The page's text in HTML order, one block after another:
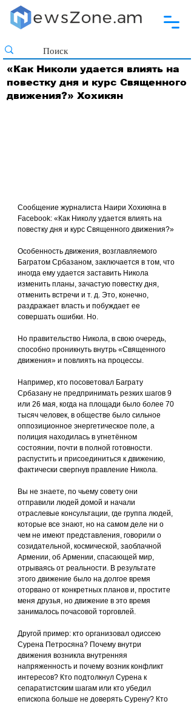
«Как Николи удается влиять на
повестку дня и курс Священного
движения?» Хохикян
Сообщение журналиста Наири Хохикяна в
Facebook: «Как Николу удается влиять на
повестку дня и курс Священного движения?»
Особенность движения, возглавляемого
Багратом Србазаном, заключается в том, что
иногда ему удается заставить Никола
изменить планы, зачастую повестку дня,
отменить встречи и т. д. Это, конечно,
раздражает власть и побуждает ее
совершать ошибки. Но.
Но правительство Никола, в свою очередь,
способно проникнуть внутрь «Священного
движения» и повлиять на процессы.
Например, кто посоветовал Баграту
Србазану не предпринимать резких шагов 9
или 26 мая, когда на площади было более 70
тысяч человек, в обществе было сильное
оппозиционное энергетическое поле, а
полиция находилась в угнетённом
состоянии, почти в полной готовности.
распустить и присоединиться к движению,
фактически свергнув правление Никола.
Вы не знаете, по чьему совету они
отправили людей домой и начали
отраслевые консультации, где группа людей,
которые все знают, но на самом деле ни о
чем не имеют представления, говорили о
созидательной, космической, заоблачной
Армении, об Армении, спасающей мир,
отрываясь от реальности. В результате
этого движение было на долгое время
оторвано от конкретных планов и, простите
меня друзья, но движение в это время
занималось почасовой торговлей.
Другой пример: кто организовал одиссею
Сурена Петросяна? Почему внутри
движения возникла внутренняя
напряженность и почему возник конфликт
интересов? Кто подтолкнул Сурена к
сепаратистским шагам или кто убедил
епископа больше не доверять Сурену? Кто